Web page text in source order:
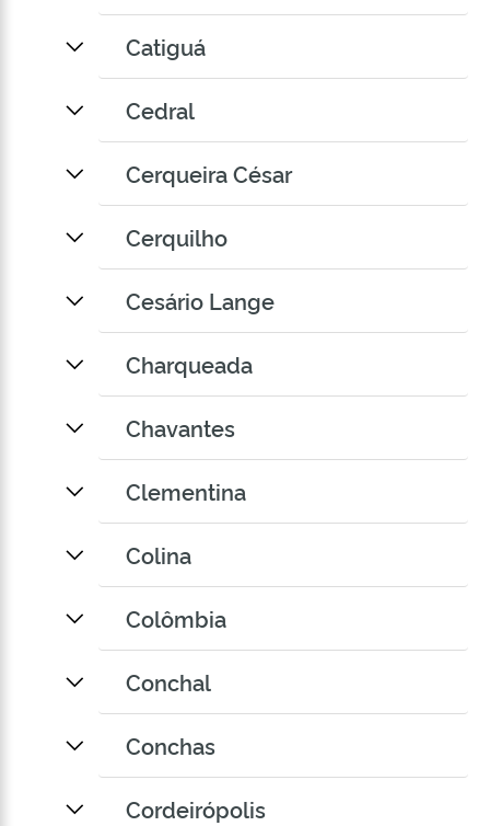
Catiguá
Cedral
Cerqueira César
Cerquilho
Cesário Lange
Charqueada
Chavantes
Clementina
Colina
Colômbia
Conchal
Conchas
Cordeirópolis